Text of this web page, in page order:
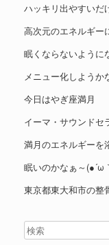
ハッキリ出やすいだ
高次元のエネルギー
眠くならないように
メニュー化しようか
今日はやぎ座満月
イーマ・サウンドセ
満月のエネルギーを
眠いのかなぁ～(●´ω
東京都東大和市の整